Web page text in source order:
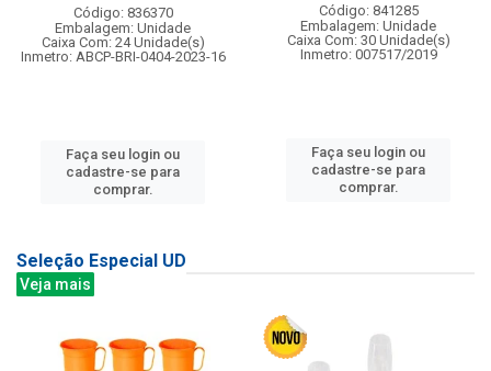
Código: 836370
Embalagem: Unidade
Caixa Com: 24 Unidade(s)
Inmetro: ABCP-BRI-0404-2023-16
Faça seu login ou
cadastre-se para
comprar.
Código: 841285
Embalagem: Unidade
Caixa Com: 30 Unidade(s)
Inmetro: 007517/2019
Faça seu login ou
cadastre-se para
comprar.
Seleção Especial UD
Veja mais